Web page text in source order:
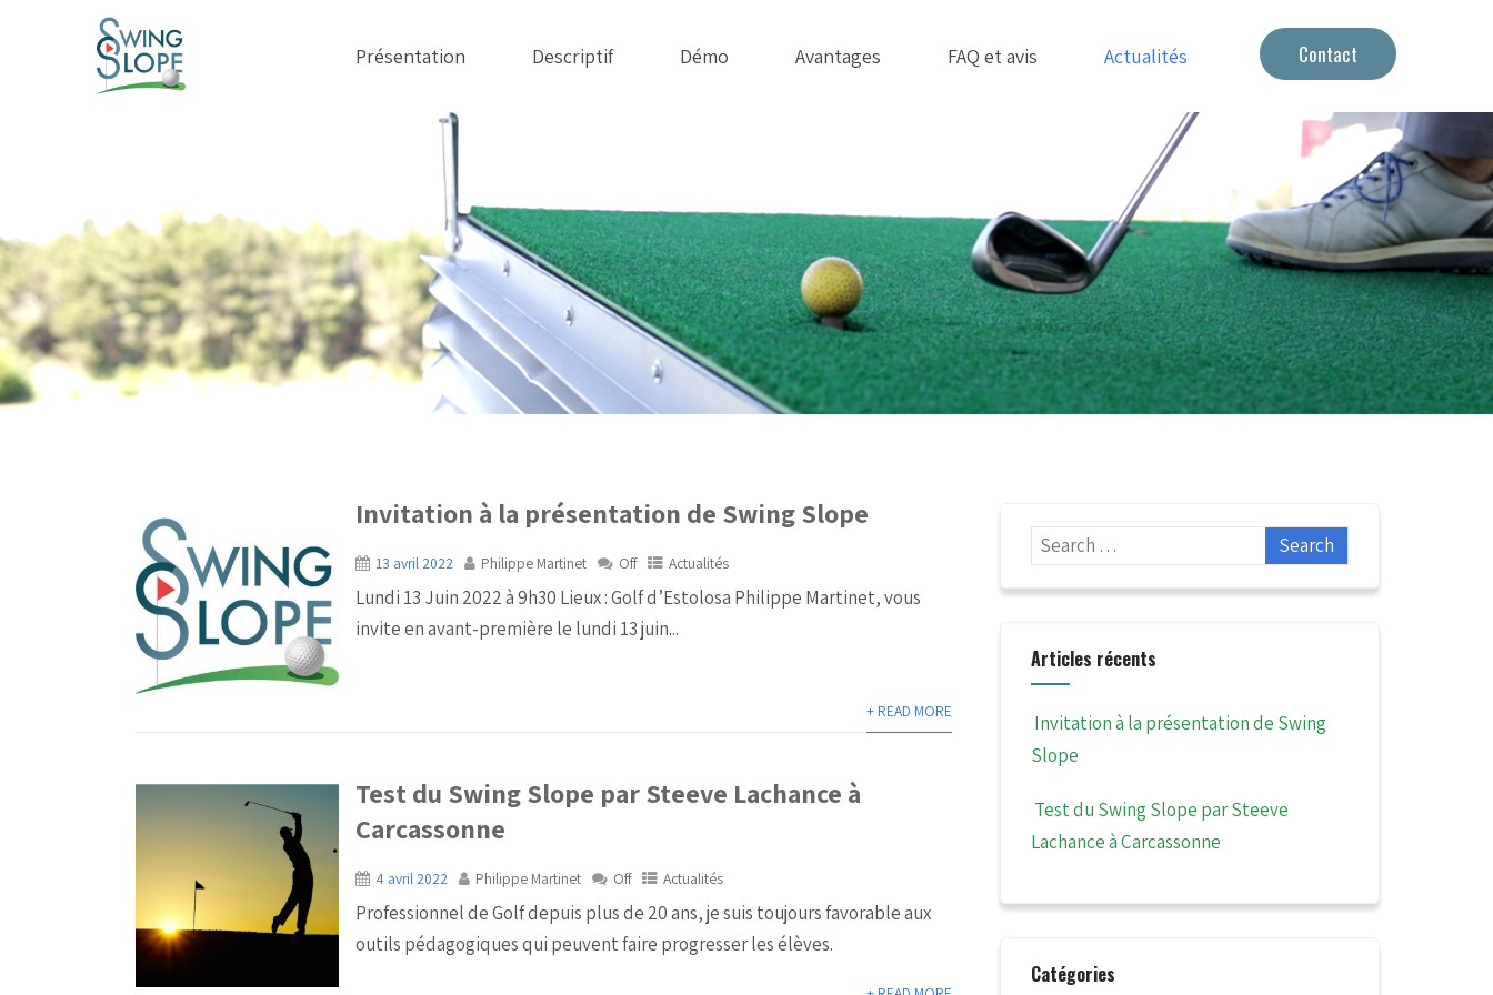
Présentation Descriptif Démo Avantages FAQ et avis Actualités Contact
Invitation à la présentation de Swing Slope
13 avril 2022 Philippe Martinet Off Actualités
Lundi 13 Juin 2022 à 9h30 Lieux : Golf d’Estolosa Philippe Martinet, vous
invite en avant-première le lundi 13 juin...
+ READ MORE
Test du Swing Slope par Steeve Lachance à
Carcassonne
4 avril 2022 Philippe Martinet Off Actualités
Professionnel de Golf depuis plus de 20 ans, je suis toujours favorable aux
outils pédagogiques qui peuvent faire progresser les élèves.
Articles récents
Invitation à la présentation de Swing
Slope
Test du Swing Slope par Steeve
Lachance à Carcassonne
Catégories